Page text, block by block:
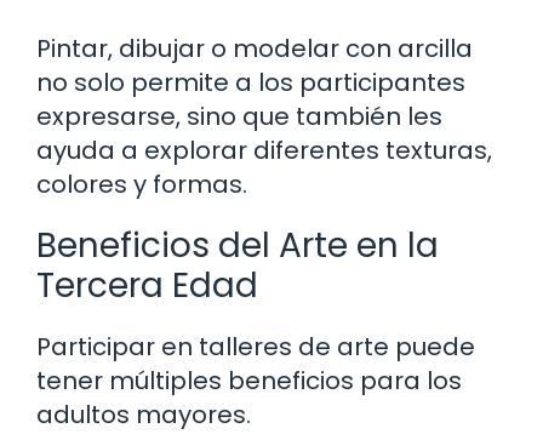
Pintar, dibujar o modelar con arcilla
no solo permite a los participantes
expresarse, sino que también les
ayuda a explorar diferentes texturas,
colores y formas.
Beneficios del Arte en la
Tercera Edad
Participar en talleres de arte puede
tener múltiples beneficios para los
adultos mayores.